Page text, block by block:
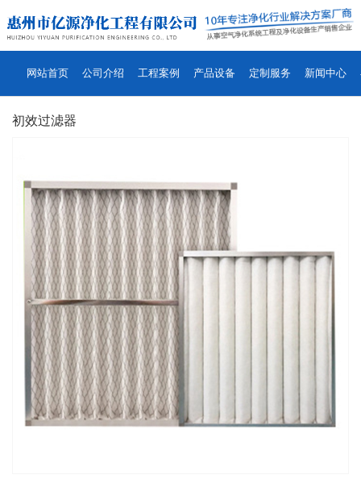
网站首页 公司介绍 工程案例 产品设备 定制服务 新闻中心
初效过滤器